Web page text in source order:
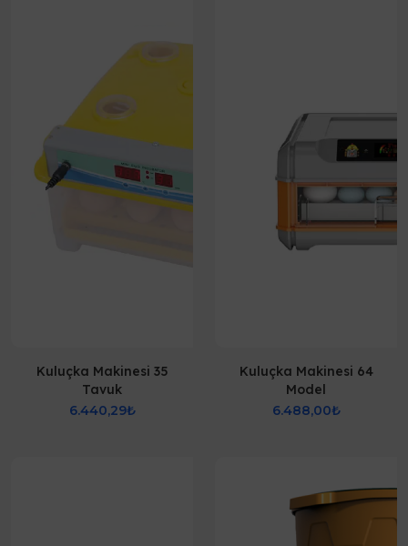
Kuluçka Makinesi 35
Tavuk
6.440,29₺
Kuluçka Makinesi 64
Model
6.488,00₺